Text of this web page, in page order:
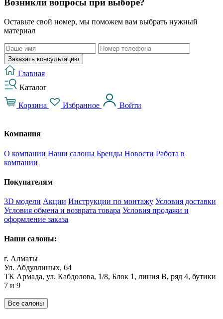
Возникли вопросы при выборе?
Оставьте свой номер, мы поможем вам выбрать нужный
материал
Заказать консультацию
Главная
Каталог
Корзина Избранное Войти
Компания
О компании Наши салоны Бренды Новости Работа в
компании
Покупателям
3D модели Акции Инструкции по монтажу Условия доставки
Условия обмена и возврата товара Условия продажи и
оформление заказа
Наши салоны:
г. Алматы
Ул. Абдуллиных, 64
ТК Армада, ул. Кабдолова, 1/8, Блок 1, линия В, ряд 4, бутики
7 и 9
Все салоны